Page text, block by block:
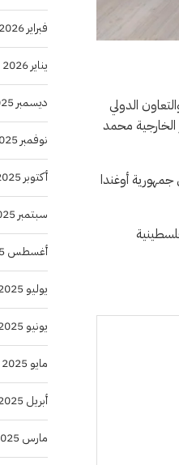
الدولي
محمد
أوغندا
فبراير 2026
يناير 2026
ديسمبر 2025
نوفمبر 2025
أكتوبر 2025
سبتمبر 2025
أغسطس 2025
يوليو 2025
يونيو 2025
مايو 2025
أبريل 2025
مارس 2025